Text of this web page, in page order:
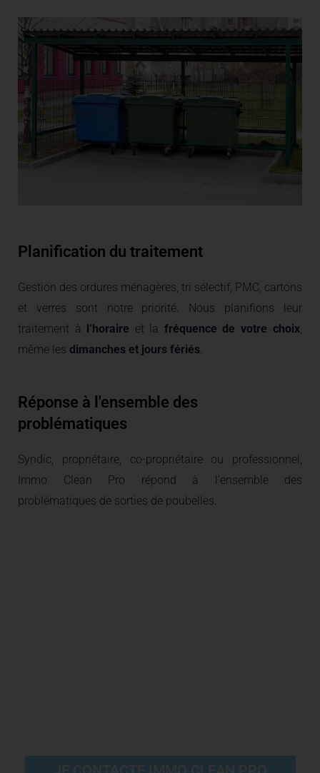
Planification du traitement
Gestion des ordures ménagères, tri sélectif, PMC, cartons
et verres sont notre priorité. Nous planifions leur
traitement à l’horaire et la fréquence de votre choix,
même les dimanches et jours fériés.
Réponse à l'ensemble des
problématiques
Syndic, propriétaire, co-propriétaire ou professionnel,
Immo Clean Pro répond à l’ensemble des
problématiques de sorties de poubelles.